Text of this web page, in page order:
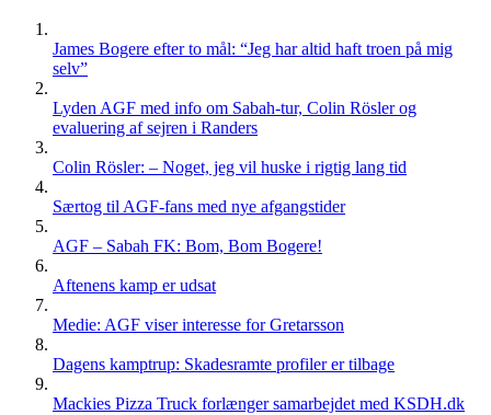
James Bogere efter to mål: “Jeg har altid haft troen på mig
selv”
Lyden AGF med info om Sabah-tur, Colin Rösler og
evaluering af sejren i Randers
Colin Rösler: – Noget, jeg vil huske i rigtig lang tid
Særtog til AGF-fans med nye afgangstider
AGF – Sabah FK: Bom, Bom Bogere!
Aftenens kamp er udsat
Medie: AGF viser interesse for Gretarsson
Dagens kamptrup: Skadesramte profiler er tilbage
Mackies Pizza Truck forlænger samarbejdet med KSDH.dk